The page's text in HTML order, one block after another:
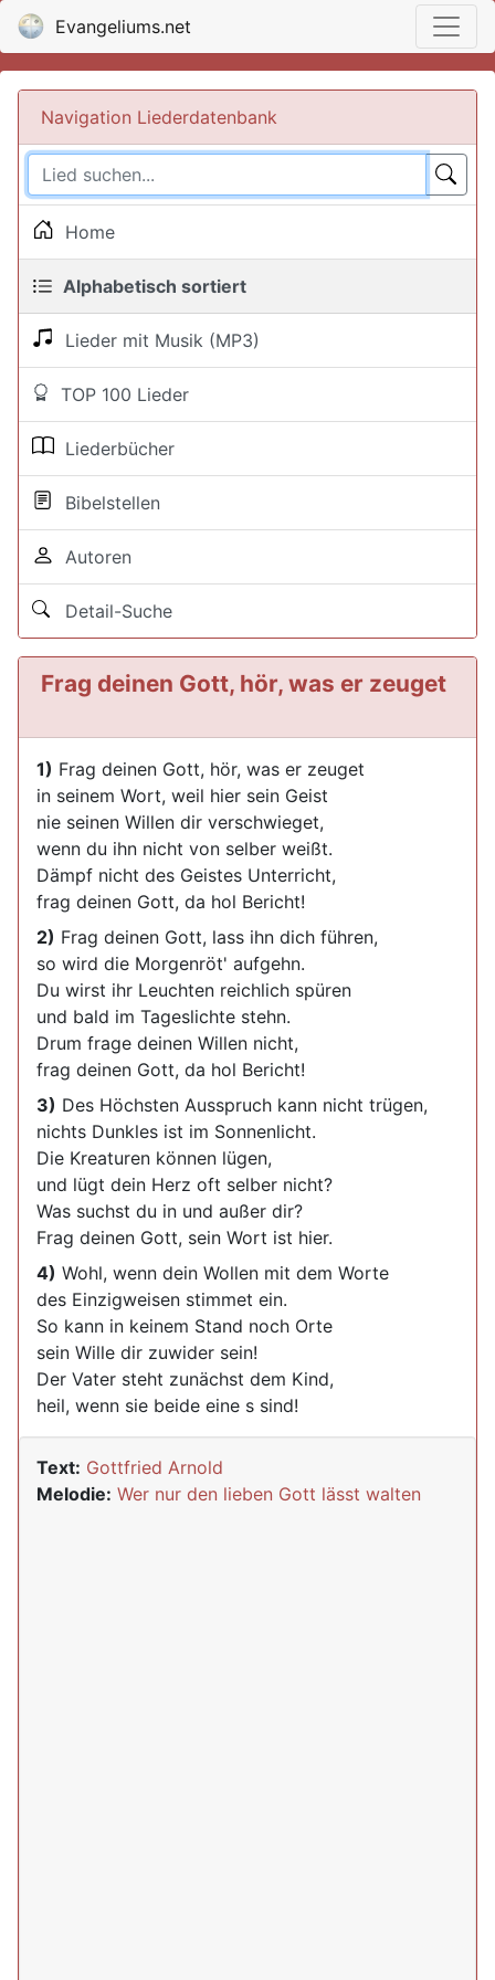
Evangeliums.net
Navigation Liederdatenbank
Home
Alphabetisch sortiert
Lieder mit Musik (MP3)
TOP 100 Lieder
Liederbücher
Bibelstellen
Autoren
Detail-Suche
Frag deinen Gott, hör, was er zeuget
1) Frag deinen Gott, hör, was er zeuget
in seinem Wort, weil hier sein Geist
nie seinen Willen dir verschwieget,
wenn du ihn nicht von selber weißt.
Dämpf nicht des Geistes Unterricht,
frag deinen Gott, da hol Bericht!
2) Frag deinen Gott, lass ihn dich führen,
so wird die Morgenröt' aufgehn.
Du wirst ihr Leuchten reichlich spüren
und bald im Tageslichte stehn.
Drum frage deinen Willen nicht,
frag deinen Gott, da hol Bericht!
3) Des Höchsten Ausspruch kann nicht trügen,
nichts Dunkles ist im Sonnenlicht.
Die Kreaturen können lügen,
und lügt dein Herz oft selber nicht?
Was suchst du in und außer dir?
Frag deinen Gott, sein Wort ist hier.
4) Wohl, wenn dein Wollen mit dem Worte
des Einzigweisen stimmet ein.
So kann in keinem Stand noch Orte
sein Wille dir zuwider sein!
Der Vater steht zunächst dem Kind,
heil, wenn sie beide eine s sind!
Text: Gottfried Arnold
Melodie: Wer nur den lieben Gott lässt walten